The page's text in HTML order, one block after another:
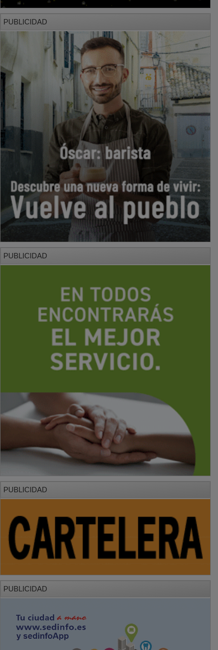
PUBLICIDAD
PUBLICIDAD
PUBLICIDAD
PUBLICIDAD